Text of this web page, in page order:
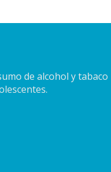
de alcohol y tabaco